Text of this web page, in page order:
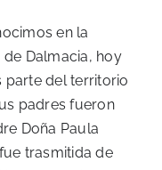
en la
Dalmacia, hoy
parte del territorio
padres fueron
Doña Paula
trasmitida de